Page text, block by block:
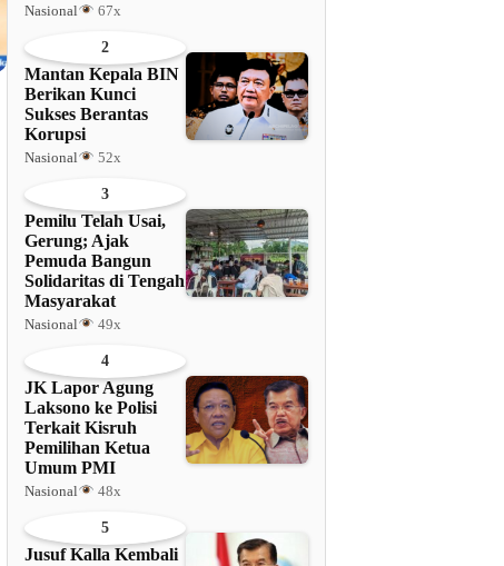
Nasional 67x
2
Mantan Kepala BIN
Berikan Kunci
Sukses Berantas
Korupsi
Nasional 52x
3
Pemilu Telah Usai,
Gerung; Ajak
Pemuda Bangun
Solidaritas di Tengah
Masyarakat
Nasional 49x
4
JK Lapor Agung
Laksono ke Polisi
Terkait Kisruh
Pemilihan Ketua
Umum PMI
Nasional 48x
5
Jusuf Kalla Kembali